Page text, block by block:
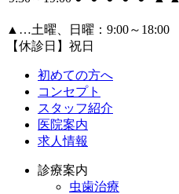
▲ …土曜、日曜：9:00～18:00
【休診日】祝日
初めての方へ
コンセプト
スタッフ紹介
医院案内
求人情報
診療案内
虫歯治療